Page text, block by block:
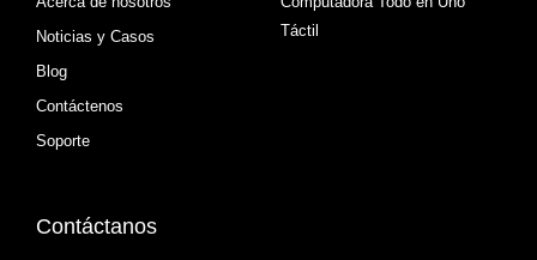
Noticias y Casos
Blog
Contáctenos
Soporte
Táctil
Contáctanos